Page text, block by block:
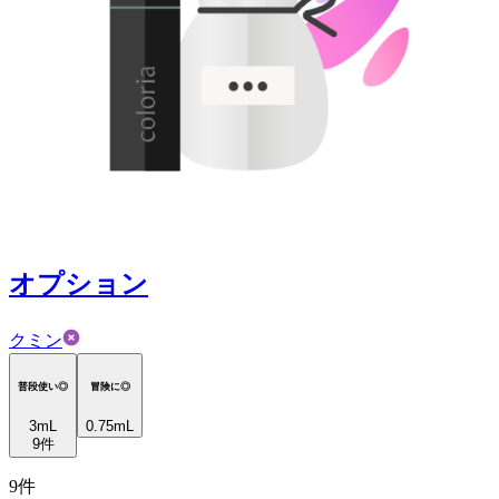
オプション
クミン
普段使い◎
3mL
9件
冒険に◎
0.75mL
9件